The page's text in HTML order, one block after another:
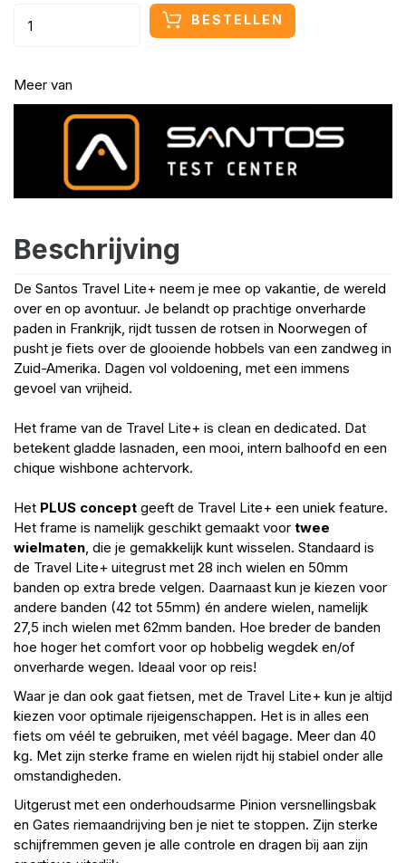
BESTELLEN
Meer van
Beschrijving
De Santos Travel Lite+ neem je mee op vakantie, de wereld
over en op avontuur. Je belandt op prachtige onverharde
paden in Frankrijk, rijdt tussen de rotsen in Noorwegen of
pusht je fiets over de glooiende hobbels van een zandweg in
Zuid-Amerika. Dagen vol voldoening, met een immens
gevoel van vrijheid.
Het frame van de Travel Lite+ is clean en dedicated. Dat
betekent gladde lasnaden, een mooi, intern balhoofd en een
chique wishbone achtervork.
Het PLUS concept geeft de Travel Lite+ een uniek feature.
Het frame is namelijk geschikt gemaakt voor twee
wielmaten, die je gemakkelijk kunt wisselen. Standaard is
de Travel Lite+ uitegrust met 28 inch wielen en 50mm
banden op extra brede velgen. Daarnaast kun je kiezen voor
andere banden (42 tot 55mm) én andere wielen, namelijk
27,5 inch wielen met 62mm banden. Hoe breder de banden
hoe hoger het comfort voor op hobbelig wegdek en/of
onverharde wegen. Ideaal voor op reis!
Waar je dan ook gaat fietsen, met de Travel Lite+ kun je altijd
kiezen voor optimale rijeigenschappen. Het is in alles een
fiets om véél te gebruiken, met véél bagage. Meer dan 40
kg. Met zijn sterke frame en wielen rijdt hij stabiel onder alle
omstandigheden.
Uitgerust met een onderhoudsarme Pinion versnellingsbak
en Gates riemaandrijving ben je niet te stoppen. Zijn sterke
schijfremmen geven je alle controle en dragen bij aan zijn